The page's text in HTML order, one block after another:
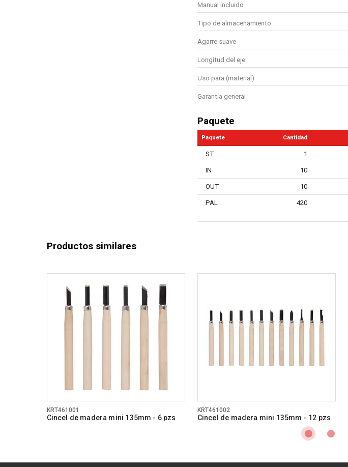
Manual incluido
Tipo de almacenamiento
Agarre suave
Longitud del eje
Uso para (material)
Garantía general
Paquete
Paquete Cantidad
ST 1
IN 10
OUT 10
PAL 420
Productos similares
KRT461001
Cincel de madera mini 135mm - 6 pzs
KRT461002
Cincel de madera mini 135mm - 12 pzs